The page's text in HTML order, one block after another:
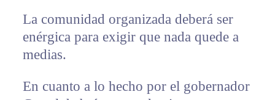
La comunidad organizada deberá ser
enérgica para exigir que nada quede a
medias.
En cuanto a lo hecho por el gobernador